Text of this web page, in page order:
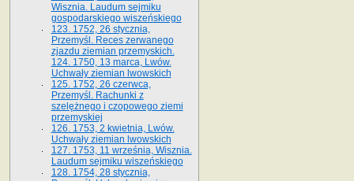
Wisznia. Laudum sejmiku
gospodarskiego wiszeńskiego
123. 1752, 26 stycznia,
Przemyśl. Reces zerwanego
zjazdu ziemian przemyskich.
124. 1750, 13 marca, Lwów.
Uchwały ziemian lwowskich
125. 1752, 26 czerwca,
Przemyśl. Rachunki z
szelężnego i czopowego ziemi
przemyskiej
126. 1753, 2 kwietnia, Lwów.
Uchwały ziemian lwowskich
127. 1753, 11 września, Wisznia.
Laudum sejmiku wiszeńskiego
128. 1754, 28 stycznia,